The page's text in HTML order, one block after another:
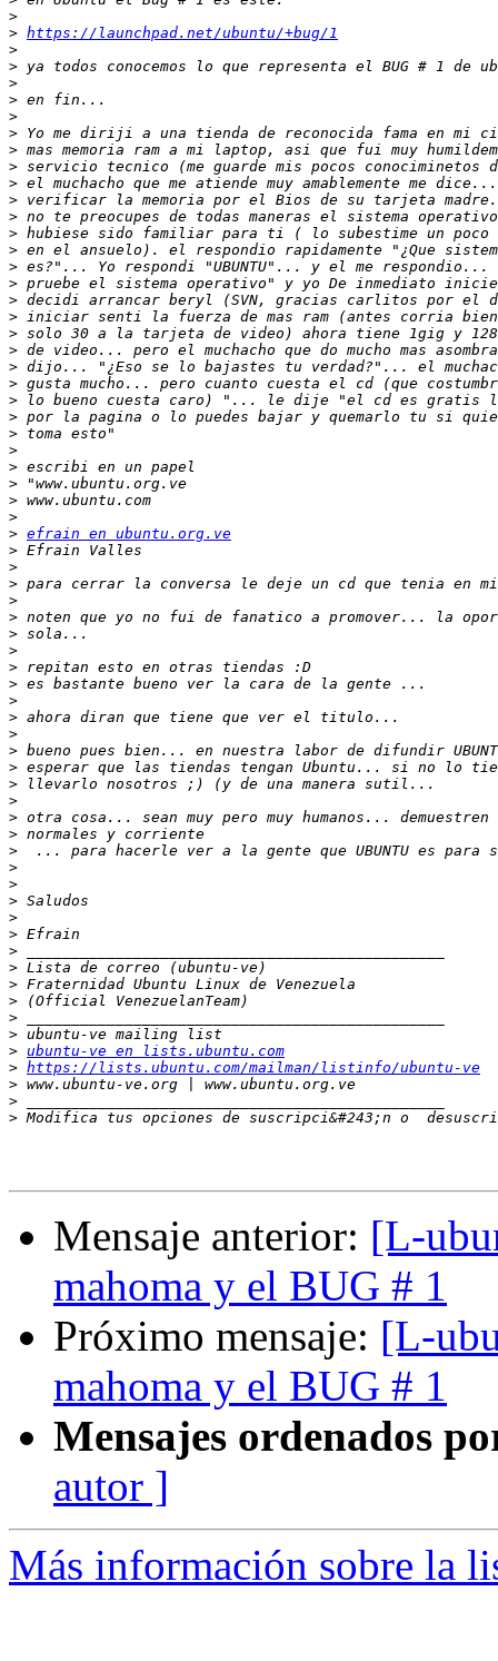
>
> https://launchpad.net/ubuntu/+bug/1
>
>
>
>
>
>
>
>
>
>
>
>
>
>
>
>
>
>
>
>
>
>
>
>
>
>
>
>
>
> efrain en ubuntu.org.ve
>
>
>
>
>
>
>
>
>
>
>
>
>
>
>
>
>
>
>
>
>
>
>
>
>
>
>
>
>
>
> ubuntu-ve en lists.ubuntu.com
> https://lists.ubuntu.com/mailman/listinfo/ubuntu-ve
>
>
> Modifica tus opciones de suscripci&#243;n o
Mensaje anterior: [L-
mahoma y el BUG # 1
Próximo mensaje: [L-
mahoma y el BUG # 1
Mensajes ordenados
autor ]
Más información sobre la